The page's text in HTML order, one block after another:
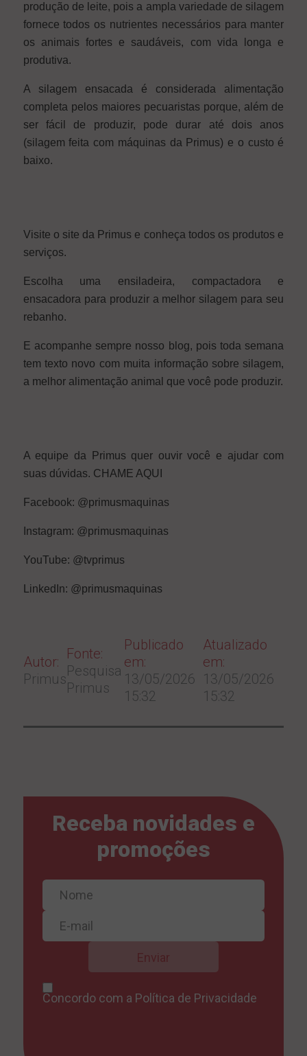
produção de leite, pois a ampla variedade de silagem
fornece todos os nutrientes necessários para manter
os animais fortes e saudáveis, com vida longa e
produtiva.
A silagem ensacada é considerada alimentação
completa pelos maiores pecuaristas porque, além de
ser fácil de produzir, pode durar até dois anos
(silagem feita com máquinas da Primus) e o custo é
baixo.
Visite o site da Primus e conheça todos os produtos e
serviços.
Escolha uma ensiladeira, compactadora e
ensacadora para produzir a melhor silagem para seu
rebanho.
E acompanhe sempre nosso blog, pois toda semana
tem texto novo com muita informação sobre silagem,
a melhor alimentação animal que você pode produzir.
A equipe da Primus quer ouvir você e ajudar com
suas dúvidas. CHAME AQUI
Facebook: @primusmaquinas
Instagram: @primusmaquinas
YouTube: @tvprimus
LinkedIn: @primusmaquinas
Autor:
Primus
Fonte:
Pesquisa
Primus
Publicado
em:
13/05/2026
15:32
Atualizado
em:
13/05/2026
15:32
Receba novidades e
promoções
Concordo com a Política de Privacidade